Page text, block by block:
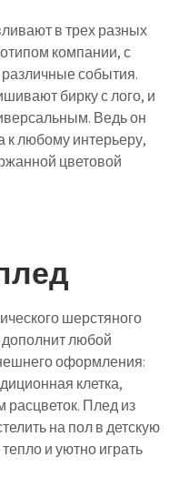
в трех разных
компании, с
события.
бирку с лого, и
Ведь он
к любому интерьеру,
цветовой
шерстяного
дополнит любой
оформления:
клетка,
расцветок. Плед из
на пол в детскую
и уютно играть